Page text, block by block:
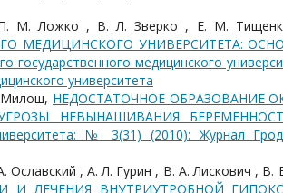
М. Ложко , В. Л. Зверко , Е. М.
МЕДИЦИНСКОГО УНИВЕРСИТЕТА:
государственного медицинского
университета
Милош, НЕДОСТАТОЧНОЕ ОБРАЗОВАНИЕ
НЕВЫНАШИВАНИЯ
№ 3(31) (2010): Журнал
, А. Л. Гурин , В. А. Лискович , В.
И ЛЕЧЕНИЯ ВНУТРИУТРОБНОЙ